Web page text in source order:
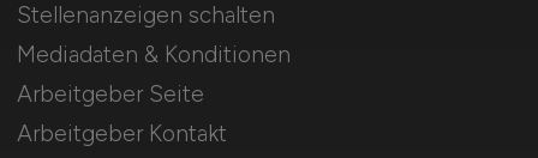
Stellenanzeigen schalten
Mediadaten & Konditionen
Arbeitgeber Seite
Arbeitgeber Kontakt